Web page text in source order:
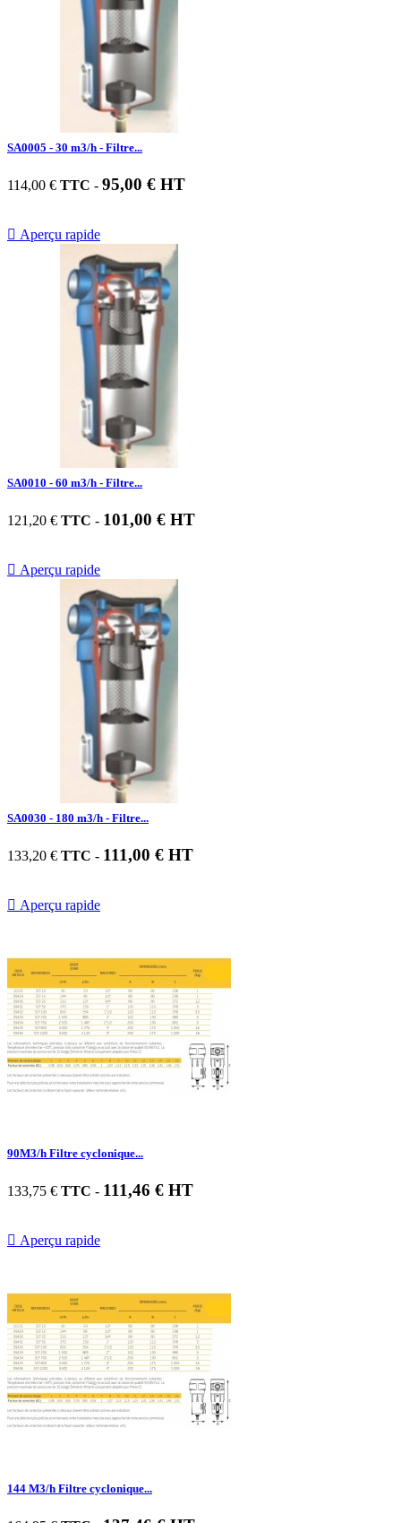
SA0005 - 30 m3/h - Filtre...
114,00 € TTC - 95,00 € HT
 Aperçu rapide
SA0010 - 60 m3/h - Filtre...
121,20 € TTC - 101,00 € HT
 Aperçu rapide
SA0030 - 180 m3/h - Filtre...
133,20 € TTC - 111,00 € HT
 Aperçu rapide
90M3/h Filtre cyclonique...
133,75 € TTC - 111,46 € HT
 Aperçu rapide
144 M3/h Filtre cyclonique...